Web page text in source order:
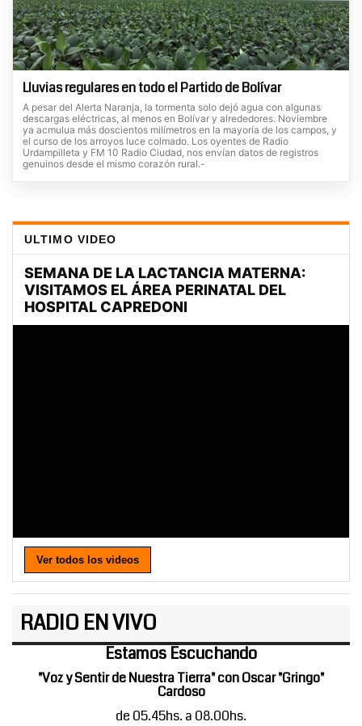
Lluvias regulares en todo el Partido de Bolívar
A pesar del Alerta Naranja, la tormenta solo dejó agua con algunas
descargas eléctricas, al menos en Bolívar y alrededores. Noviembre
ya acmulua más doscientos milímetros en la mayoría de los campos, y
el curso de los arroyos luce colmado. Los oyentes de Radio
Urdampilleta y FM 10 Radio Ciudad, nos envían datos de registros
genuinos desde el mismo corazón rural.-
ULTIMO VIDEO
Ver todos los videos
RADIO EN VIVO
Estamos Escuchando
"Voz y Sentir de Nuestra Tierra" con Oscar "Gringo"
Cardoso
de 05.45hs. a 08.00hs.